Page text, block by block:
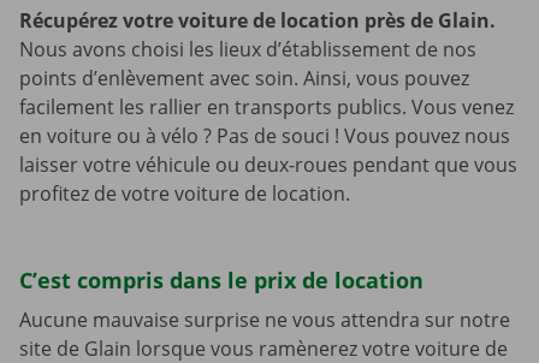
Récupérez votre voiture de location près de Glain.
Nous avons choisi les lieux d’établissement de nos
points d’enlèvement avec soin. Ainsi, vous pouvez
facilement les rallier en transports publics. Vous venez
en voiture ou à vélo ? Pas de souci ! Vous pouvez nous
laisser votre véhicule ou deux-roues pendant que vous
profitez de votre voiture de location.
C’est compris dans le prix de location
Aucune mauvaise surprise ne vous attendra sur notre
site de Glain lorsque vous ramènerez votre voiture de